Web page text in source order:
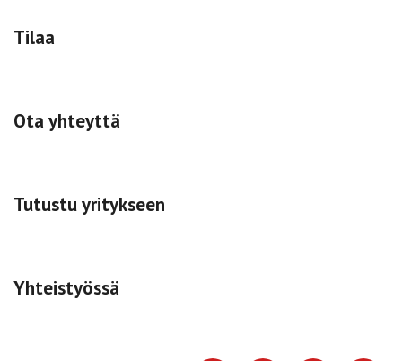
Tilaa
Ota yhteyttä
Tutustu yritykseen
Yhteistyössä